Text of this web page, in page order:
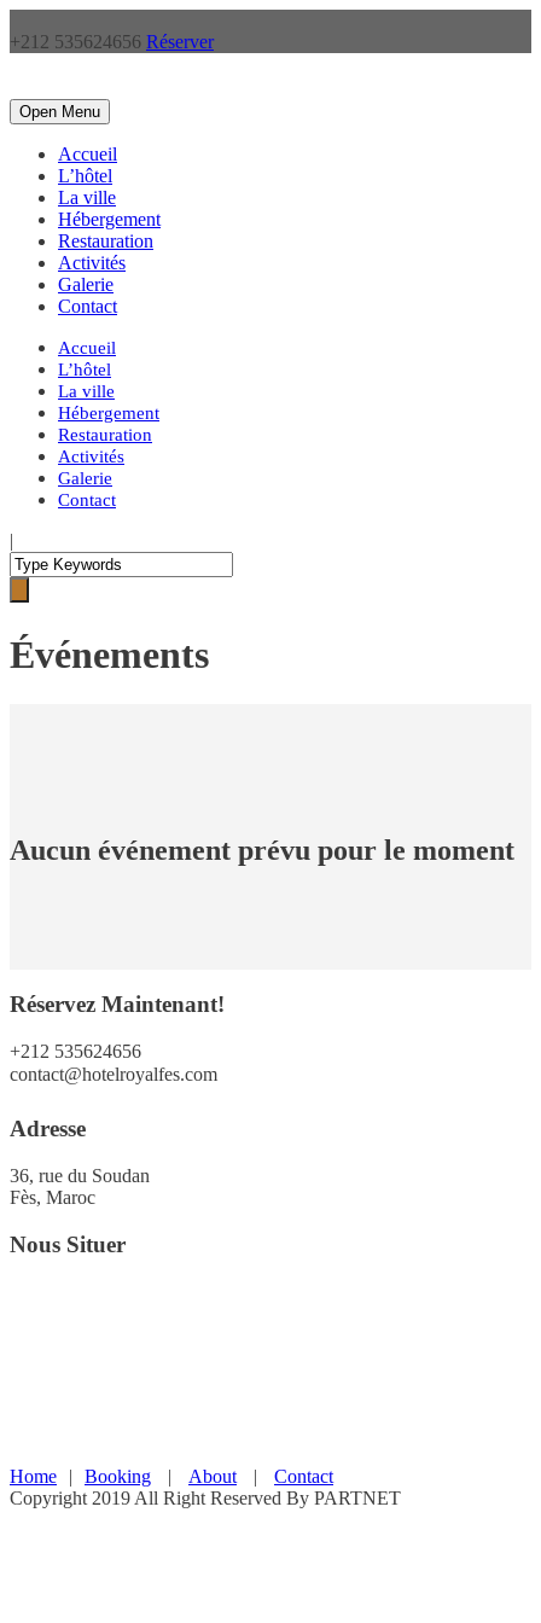
+212 535624656 Réserver
Open Menu
Accueil
L’hôtel
La ville
Hébergement
Restauration
Activités
Galerie
Contact
Accueil
L’hôtel
La ville
Hébergement
Restauration
Activités
Galerie
Contact
|
Événements
Aucun événement prévu pour le moment
Réservez Maintenant!
+212 535624656
contact@hotelroyalfes.com
Adresse
36, rue du Soudan
Fès, Maroc
Nous Situer
Home | Booking | About |
Contact
Copyright 2019 All Right Reserved By PARTNET